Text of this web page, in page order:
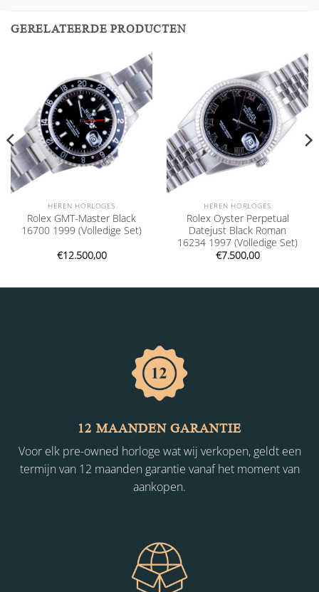
GERELATEERDE PRODUCTEN
Add to
wishlist
HEREN HORLOGES
Rolex GMT-Master Black
16700 1999 (Volledige Set)
€12.500,00
Add to
wishlist
HEREN HORLOGES
Rolex Oyster Perpetual
Datejust Black Roman
16234 1997 (Volledige Set)
€7.500,00
12 MAANDEN GARANTIE
Voor elk pre-owned horloge wat wij verkopen, geldt een
termijn van 12 maanden garantie vanaf het moment van
aankopen.